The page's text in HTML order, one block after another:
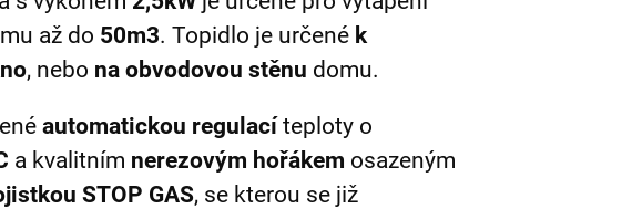
až do 50m3. Topidlo je určené k
, nebo na obvodovou stěnu domu.
automatickou regulacíteploty o
a kvalitním nerezovým hořákem osazeným
STOP GAS, se kterou se již